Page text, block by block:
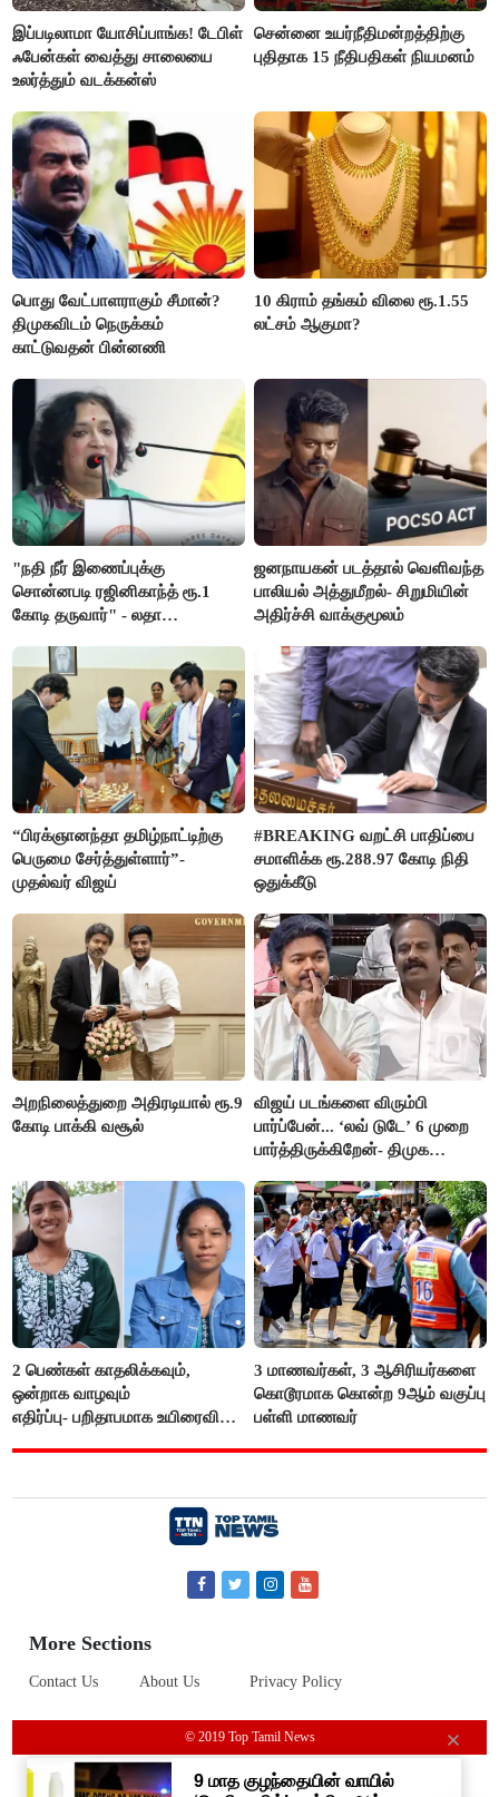
இப்படிலாமா யோசிப்பாங்க! டேபிள்
ஃபேன்கள் வைத்து சாலையை
உலர்த்தும் வடக்கன்ஸ்
சென்னை உயர்நீதிமன்றத்திற்கு
புதிதாக 15 நீதிபதிகள் நியமனம்
பொது வேட்பாளராகும் சீமான்?
திமுகவிடம் நெருக்கம்
காட்டுவதன் பின்னணி
10 கிராம் தங்கம் விலை ரூ.1.55
லட்சம் ஆகுமா?
"நதி நீர் இணைப்புக்கு
சொன்னபடி ரஜினிகாந்த் ரூ.1
கோடி தருவார்" - லதா
ஜனநாயகன் படத்தால் வெளிவந்த
பாலியல் அத்துமீறல்- சிறுமியின்
அதிர்ச்சி வாக்குமூலம்
“பிரக்ஞானந்தா தமிழ்நாட்டிற்கு
பெருமை சேர்த்துள்ளார்”-
முதல்வர் விஜய்
#BREAKING வறட்சி பாதிப்பை
சமாளிக்க ரூ.288.97 கோடி நிதி
ஒதுக்கீடு
அறநிலைத்துறை அதிரடியால் ரூ.9
கோடி பாக்கி வசூல்
விஜய் படங்களை விரும்பி
பார்ப்பேன்... ‘லவ் டுடே’ 6 முறை
பார்த்திருக்கிறேன்- திமுக
2 பெண்கள் காதலிக்கவும்,
ஒன்றாக வாழவும்
எதிர்ப்பு- பறிதாபமாக உயிரைவிட்ட
3 மாணவர்கள், 3 ஆசிரியர்களை
கொடூரமாக கொன்ற 9ஆம் வகுப்பு
பள்ளி மாணவர்
More Sections
Contact Us About Us Privacy Policy
© 2019 Top Tamil News